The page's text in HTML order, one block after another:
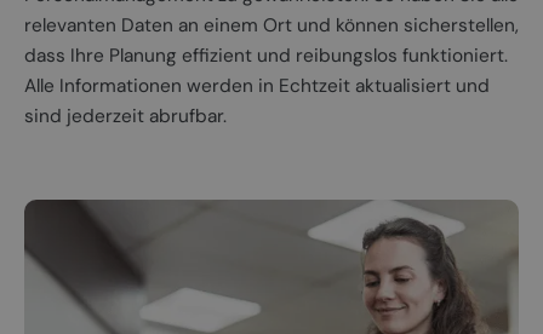
relevanten Daten an einem Ort und können sicherstellen,
dass Ihre Planung effizient und reibungslos funktioniert.
Alle Informationen werden in Echtzeit aktualisiert und
sind jederzeit abrufbar.